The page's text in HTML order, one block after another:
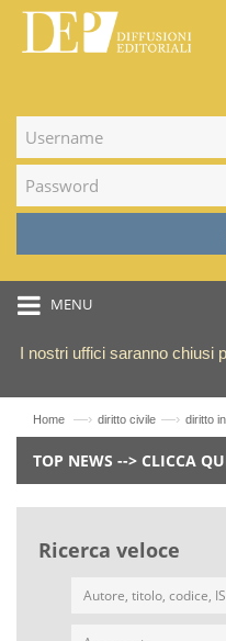
MENU
I nostri uffici saranno chiusi
Home —› diritto civile —› diritto
TOP NEWS --> CLICCA
Ricerca veloce